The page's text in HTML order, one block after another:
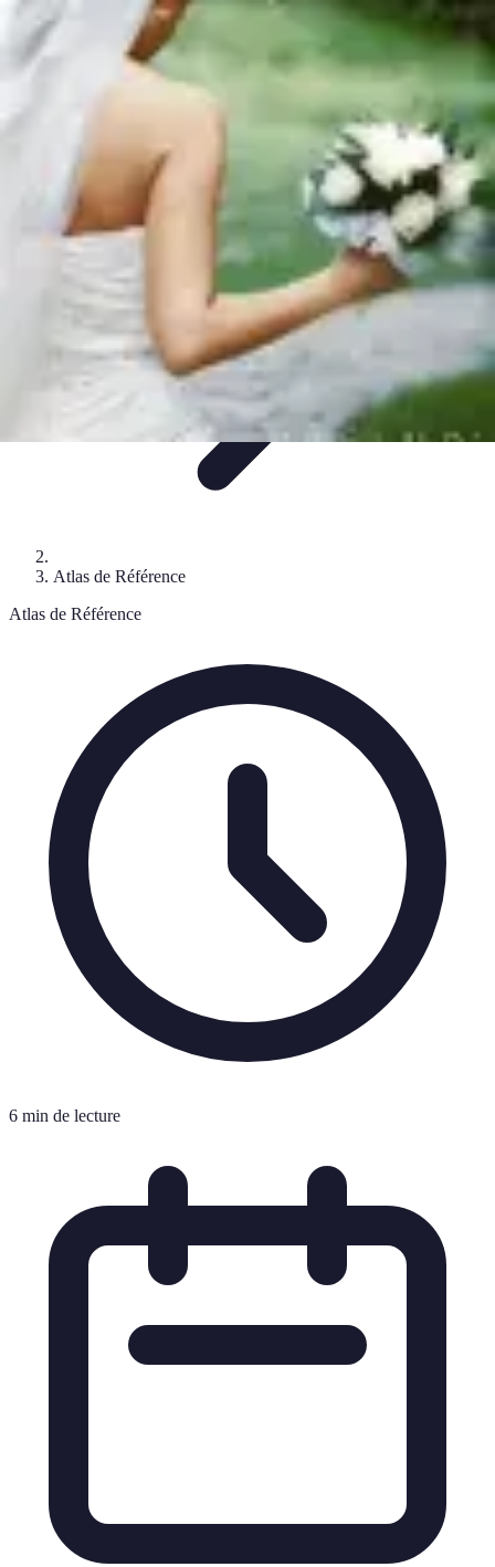
Atlas Géographique
Tendances
Perception et Utilisation
Éducation et
Apprentissage
Atlas Thématiques
Atlas de Référence
Atlas de Référence
6 min de lecture